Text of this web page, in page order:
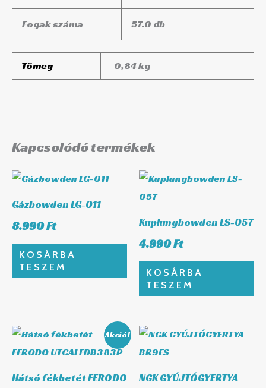
Fogak száma 57.0 db
Tömeg 0,84 kg
Kapcsolódó termékek
Gázbowden LG-011
8.990Ft
KOSÁRBA
TESZEM
Kuplungbowden LS-057
4.990Ft
KOSÁRBA
TESZEM
Akció!
Hátsó fékbetét FERODO
Original
price
8.820 Ft.
Current
price
8.203 Ft.NGK GYÚJTÓGYERTYA